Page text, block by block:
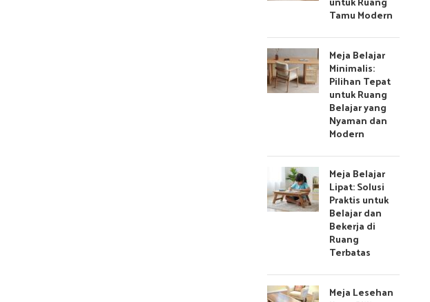
Tamu Modern
Meja Belajar
Minimalis:
Pilihan Tepat
untuk Ruang
Belajar yang
Nyaman dan
Modern
Meja Belajar
Lipat: Solusi
Praktis untuk
Belajar dan
Bekerja di
Ruang
Terbatas
Meja Lesehan